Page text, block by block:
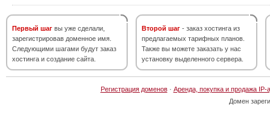
Первый шаг вы уже сделали,
зарегистрировав доменное имя.
Следующими шагами будут заказ
хостинга и создание сайта.
Второй шаг - заказ хостинга из
предлагаемых тарифных планов.
Также вы можете заказать у нас
установку выделенного сервера.
Регистрация доменов· Аренда, покупка и продажа IP-
Домен